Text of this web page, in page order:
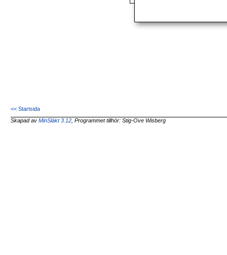
<< Startsida
Skapad avMinSläkt 3.12 , Programmet tillhör: Stig-Ove Wisberg